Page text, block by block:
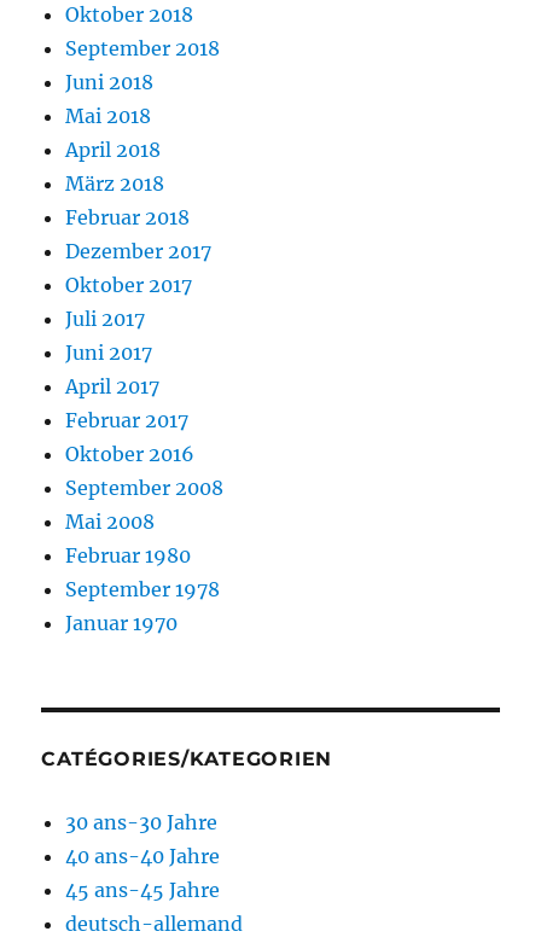
Oktober 2018
September 2018
Juni 2018
Mai 2018
April 2018
März 2018
Februar 2018
Dezember 2017
Oktober 2017
Juli 2017
Juni 2017
April 2017
Februar 2017
Oktober 2016
September 2008
Mai 2008
Februar 1980
September 1978
Januar 1970
CATÉGORIES/KATEGORIEN
30 ans-30 Jahre
40 ans-40 Jahre
45 ans-45 Jahre
deutsch-allemand